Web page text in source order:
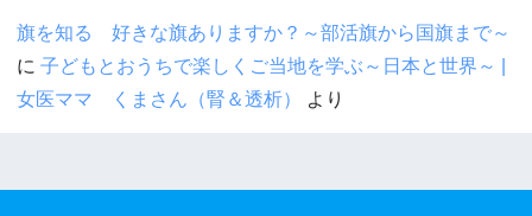
旗を知る 好きな旗ありますか？～部活旗から国旗まで～
に 子どもとおうちで楽しくご当地を学ぶ～日本と世界～ |
女医ママ くまさん（腎＆透析）
より